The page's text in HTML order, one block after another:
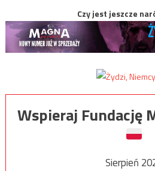
Czy jest jeszcze
Wspieraj Fundację
Sierpień